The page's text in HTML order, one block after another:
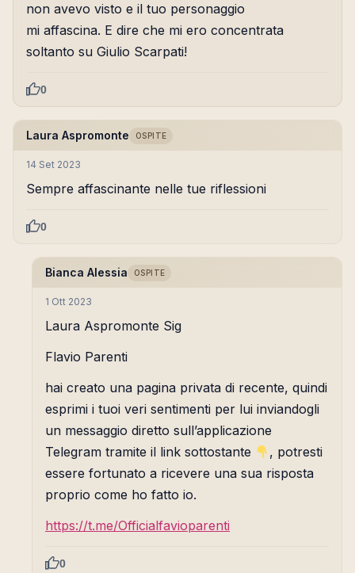
non avevo visto e il tuo personaggio
mi affascina. E dire che mi ero concentrata
soltanto su Giulio Scarpati!
0
Laura Aspromonte OSPITE
14 Set 2023
Sempre affascinante nelle tue riflessioni
0
Bianca Alessia OSPITE
1 Ott 2023
Laura Aspromonte Sig
Flavio Parenti
hai creato una pagina privata di recente, quindi
esprimi i tuoi veri sentimenti per lui inviandogli
un messaggio diretto sull’applicazione
Telegram tramite il link sottostante
, potresti
essere fortunato a ricevere una sua risposta
proprio come ho fatto io.
https://t.me/Officialfavioparenti
0